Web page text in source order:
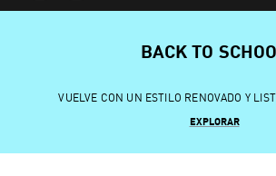
BACK TO
VUELVE CON UN ESTILO RENOVADO Y
EXPLORAR